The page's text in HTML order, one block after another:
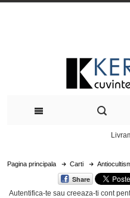
Pagina principala Carti
Share
Autentifica-te sau creeaza-ti cont